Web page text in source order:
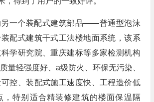
另一个装配式建筑部品——普通型泡沫
配式建筑干式工法楼地面系统，该系
学研究院、重庆建标等多家检测机构
量轻强度好、a级防火、环保无污染、
控、装配式施工速度快、工程造价低
，特别适合精装修建筑的楼面保温隔